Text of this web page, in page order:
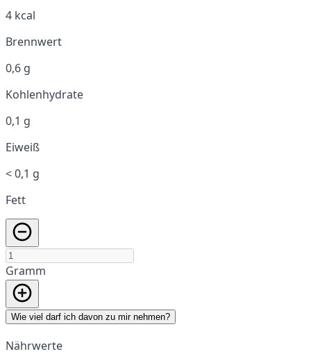
4 kcal
Brennwert
0,6 g
Kohlenhydrate
0,1 g
Eiweiß
< 0,1 g
Fett
Gramm
Wie viel darf ich davon zu mir nehmen?
Nährwerte